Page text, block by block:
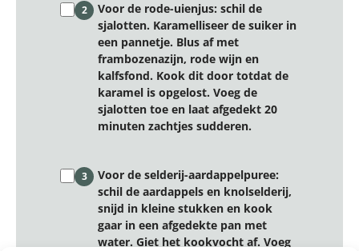
2
Voor de rode-uienjus: schil de
sjalotten. Karamelliseer de suiker in
een pannetje. Blus af met
frambozenazijn, rode wijn en
kalfsfond. Kook dit door totdat de
karamel is opgelost. Voeg de
sjalotten toe en laat afgedekt 20
minuten zachtjes sudderen.
3
Voor de selderij-aardappelpuree:
schil de aardappels en knolselderij,
snijd in kleine stukken en kook
gaar in een afgedekte pan met
water. Giet het kookvocht af. Voeg